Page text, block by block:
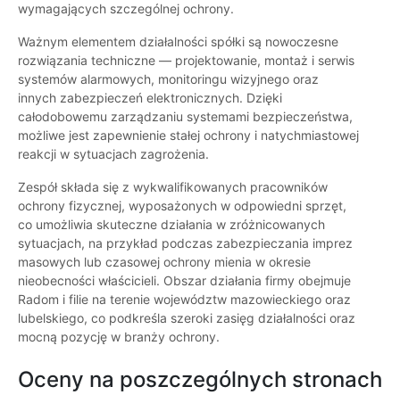
wymagających szczególnej ochrony.
Ważnym elementem działalności spółki są nowoczesne
rozwiązania techniczne — projektowanie, montaż i serwis
systemów alarmowych, monitoringu wizyjnego oraz
innych zabezpieczeń elektronicznych. Dzięki
całodobowemu zarządzaniu systemami bezpieczeństwa,
możliwe jest zapewnienie stałej ochrony i natychmiastowej
reakcji w sytuacjach zagrożenia.
Zespół składa się z wykwalifikowanych pracowników
ochrony fizycznej, wyposażonych w odpowiedni sprzęt,
co umożliwia skuteczne działania w zróżnicowanych
sytuacjach, na przykład podczas zabezpieczania imprez
masowych lub czasowej ochrony mienia w okresie
nieobecności właścicieli. Obszar działania firmy obejmuje
Radom i filie na terenie województw mazowieckiego oraz
lubelskiego, co podkreśla szeroki zasięg działalności oraz
mocną pozycję w branży ochrony.
Oceny na poszczególnych stronach